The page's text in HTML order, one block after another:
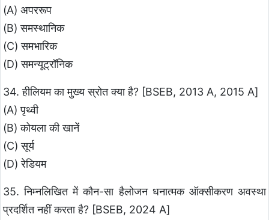
(A) अपररूप
(B) समस्थानिक
(C) समभारिक
(D) समन्यूट्रॉनिक
34. हीलियम का मुख्य स्रोत क्या है? [BSEB, 2013 A, 2015 A]
(A) पृथ्वी
(B) कोयला की खानें
(C) सूर्य
(D) रेडियम
35. निम्नलिखित में कौन-सा हैलोजन धनात्मक ऑक्सीकरण अवस्था
प्रदर्शित नहीं करता है? [BSEB, 2024 A]